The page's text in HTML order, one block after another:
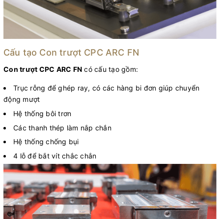
Cấu tạo Con trượt CPC ARC FN
Con trượt CPC ARC FN có cấu tạo gồm:
Trục rỗng để ghép ray, có các hàng bi đơn giúp chuyển
động mượt
Hệ thống bôi trơn
Các thanh thép làm nắp chắn
Hệ thống chống bụi
4 lỗ để bắt vít chắc chắn